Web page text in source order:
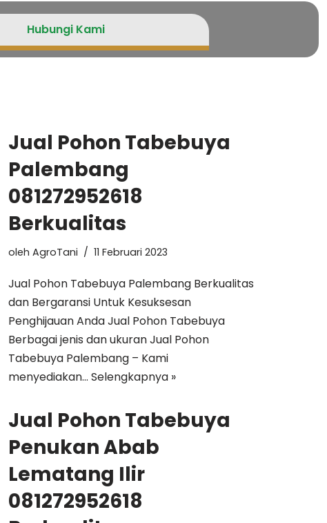
Hubungi Kami
Jual Pohon Tabebuya
Palembang
081272952618
Berkualitas
oleh AgroTani 11 Februari 2023
Jual Pohon Tabebuya Palembang Berkualitas
dan Bergaransi Untuk Kesuksesan
Penghijauan Anda Jual Pohon Tabebuya
Berbagai jenis dan ukuran Jual Pohon
Tabebuya Palembang – Kami
menyediakan… Selengkapnya »
Jual Pohon Tabebuya
Penukan Abab
Lematang Ilir
081272952618